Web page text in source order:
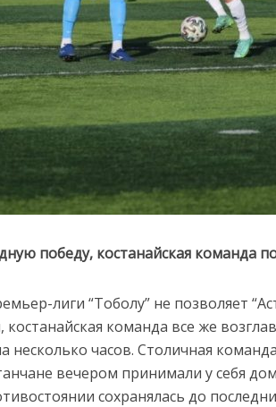
победу, костанайская команда
лиги “Тоболу” не позволяет
костанайская команда все же
несколько часов. Столичная
вечером принимали у себя
сохранялась до